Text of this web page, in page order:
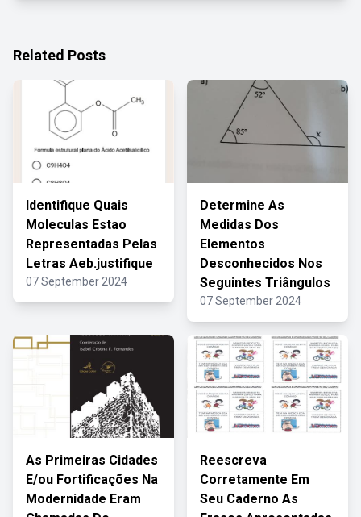
Related Posts
Identifique Quais
Moleculas Estao
Representadas Pelas
Letras Aeb.justifique
07 September 2024
Determine As
Medidas Dos
Elementos
Desconhecidos Nos
Seguintes Triângulos
07 September 2024
As Primeiras Cidades
E/ou Fortificações Na
Modernidade Eram
Reescreva
Corretamente Em
Seu Caderno As